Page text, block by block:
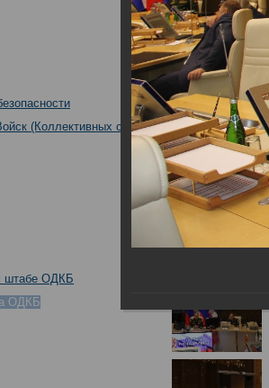
(Коллективных сил)
штабе ОДКБ
ОДКБ
комитетов
Совете
02.10.2017